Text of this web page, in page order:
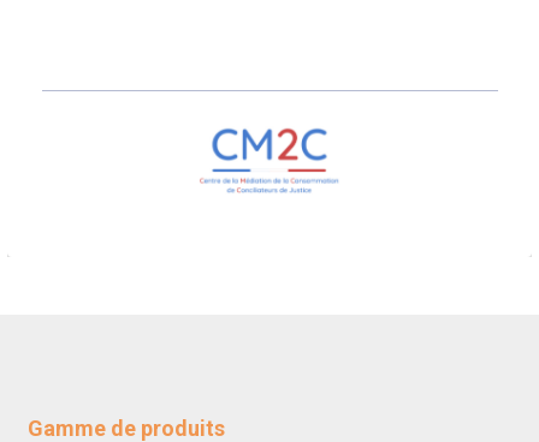
Gamme de produits